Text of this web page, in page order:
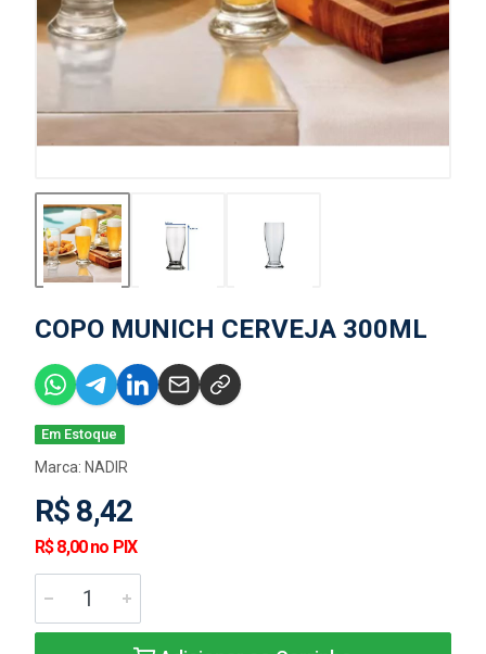
COPO MUNICH CERVEJA 300ML
Em Estoque
Marca: NADIR
R$ 8,42
R$ 8,00 no PIX